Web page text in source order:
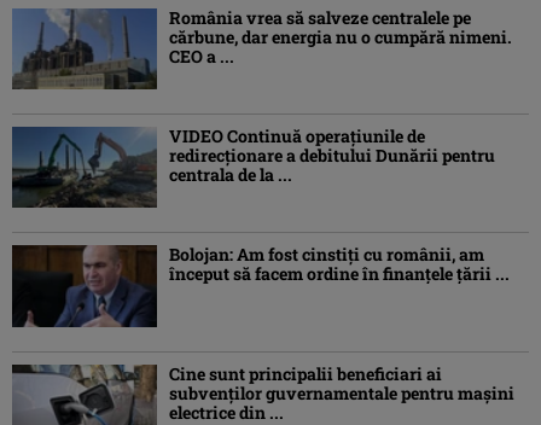
România vrea să salveze centralele pe
cărbune, dar energia nu o cumpără nimeni.
CEO a ...
VIDEO Continuă operațiunile de
redirecționare a debitului Dunării pentru
centrala de la ...
Bolojan: Am fost cinstiţi cu românii, am
început să facem ordine în finanţele ţării ...
Cine sunt principalii beneficiari ai
subvenţilor guvernamentale pentru mașini
electrice din ...